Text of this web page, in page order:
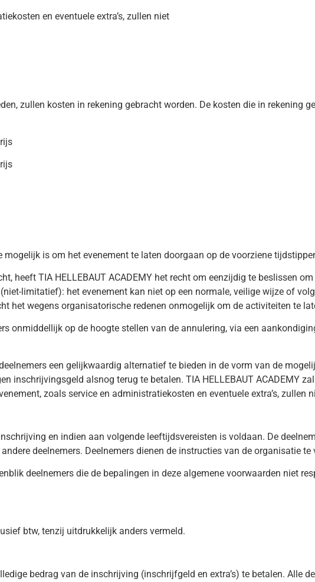
en eventuele extra’s, zullen niet
zullen kosten in rekening gebracht worden. De kosten die in
mogelijk is om het evenement te laten doorgaan op de voorziene
heeft TIA HELLEBAUT ACADEMY het recht om eenzijdig te beslissen
limitatief): het evenement kan niet op een normale, veilige wijze of
het wegens organisatorische redenen onmogelijk om de activiteiten te
onmiddellijk op de hoogte stellen van de annulering, via een
een gelijkwaardig alternatief te bieden in de vorm van de
inschrijvingsgeld alsnog terug te betalen. TIA HELLEBAUT ACADEMY
zoals service en administratiekosten en eventuele extra’s, zullen
en indien aan volgende leeftijdsvereisten is voldaan. De
deelnemers. Deelnemers dienen de instructies van de organisatie te
deelnemers die de bepalingen in deze algemene voorwaarden niet
btw, tenzij uitdrukkelijk anders vermeld.
bedrag van de inschrijving (inschrijfgeld en extra’s) te betalen. Alle